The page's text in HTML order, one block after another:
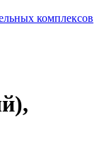
комплексов